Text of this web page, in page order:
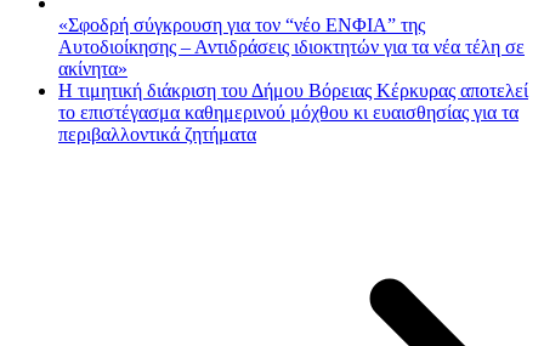
«Σφοδρή σύγκρουση για τον “νέο ΕΝΦΙΑ” της
Αυτοδιοίκησης – Αντιδράσεις ιδιοκτητών για τα νέα τέλη σε
ακίνητα»
Η τιμητική διάκριση του Δήμου Βόρειας Κέρκυρας αποτελεί
το επιστέγασμα καθημερινού μόχθου κι ευαισθησίας για τα
περιβαλλοντικά ζητήματα